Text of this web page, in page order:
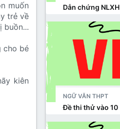
muốn
trẻ về
buồn...
cho bé
kiên
Dẫn chứng NLXH
NGỮ VĂN THPT
Đề thi thử vào 10